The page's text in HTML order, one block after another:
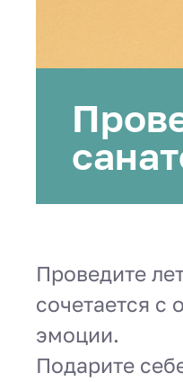
Проведите
сочетается
эмоции.
Подарите